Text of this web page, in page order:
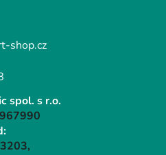
shop.cz
spol. s r.o.